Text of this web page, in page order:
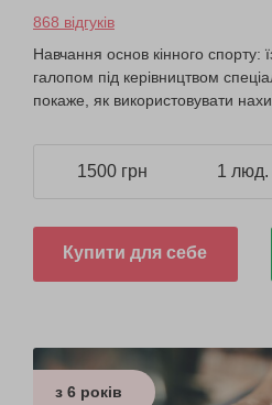
868 відгуків
Навчання основ кінного спорту:
галопом під керівництвом
покаже, як використовувати
1500 грн 1 люд.
Купити для себе
з 6 років